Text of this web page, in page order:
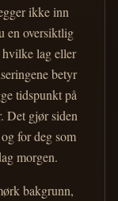
ikke inn
en oversiktlig
hvilke lag eller
betyr
tidspunkt på
Det gjør siden
for deg som
morgen.
bakgrunn,